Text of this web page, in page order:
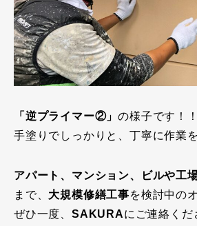
「逆プライマー②」の様子です！！
手塗りでしっかりと、丁寧に作業
アパート、マンション、ビルや工
まで、 大規模修繕工事を検討中の
ぜひ一度、 SAKURAにご連絡くだ